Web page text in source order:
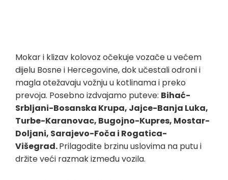
Mokar i klizav kolovoz očekuje vozače u većem
dijelu Bosne i Hercegovine, dok učestali odroni i
magla otežavaju vožnju u kotlinama i preko
prevoja. Posebno izdvajamo puteve: Bihać-
Srbljani-Bosanska Krupa, Jajce-Banja Luka,
Turbe-Karanovac, Bugojno-Kupres, Mostar-
Doljani, Sarajevo-Foča i Rogatica-
Višegrad.Prilagodite brzinu uslovima na putu i
držite veći razmak između vozila.